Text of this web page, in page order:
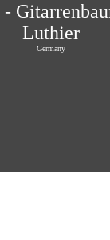
-
Luthier
Germany